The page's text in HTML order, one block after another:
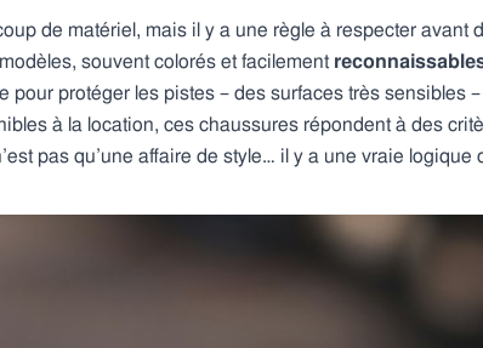
de matériel, mais il y a une règle à respecter avant
souvent colorés et facilement
pour protéger les pistes – des surfaces très sensibles
à la location, ces chaussures répondent à des
pas qu’une affaire de style… il y a une vraie logique